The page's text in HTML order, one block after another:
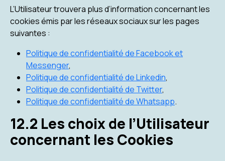
L’Utilisateur trouvera plus d’information concernant les
cookies émis par les réseaux sociaux sur les pages
suivantes :
Politique de confidentialité de Facebook et
Messenger,
Politique de confidentialité de Linkedin,
Politique de confidentialité de Twitter,
Politique de confidentialité de Whatsapp.
12.2 Les choix de l’Utilisateur
concernant les Cookies